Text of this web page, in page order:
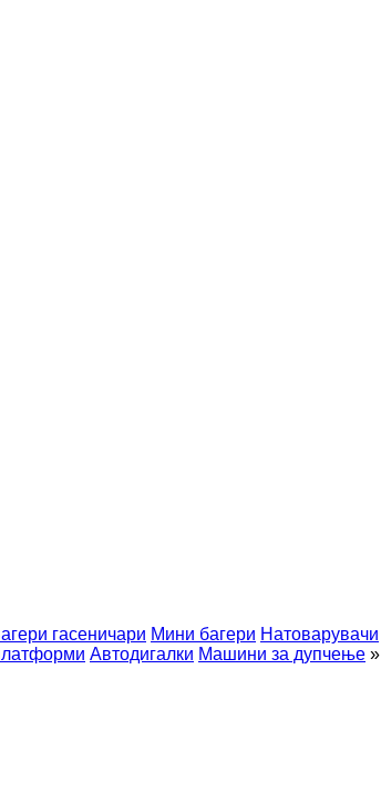
гасеничари Мини багери Натоварувачи
Автодигалки Машини за дупчење »